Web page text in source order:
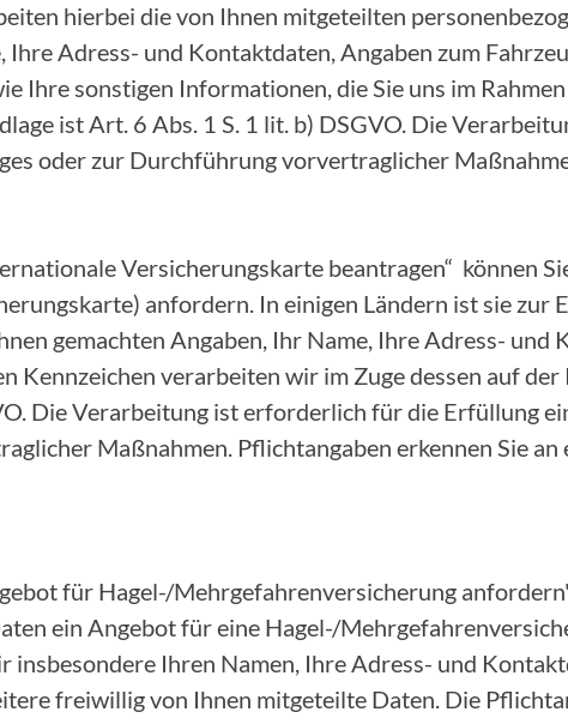
hierbei die von Ihnen mitgeteilten
Ihre Adress- und Kontaktdaten, Angaben zum
Ihre sonstigen Informationen, die Sie uns im
ist Art. 6 Abs. 1 S. 1 lit. b) DSGVO. Die
oder zur Durchführung vorvertraglicher
Versicherungskarte beantragen“ können
anfordern. In einigen Ländern ist sie zur
gemachten Angaben, Ihr Name, Ihre Adress- und
Kennzeichen verarbeiten wir im Zuge dessen auf
Die Verarbeitung ist erforderlich für die Erfüllung
Maßnahmen. Pflichtangaben erkennen Sie an
für Hagel-/Mehrgefahrenversicherung
ein Angebot für eine Hagel-/
insbesondere Ihren Namen, Ihre Adress- und
freiwillig von Ihnen mitgeteilte Daten. Die